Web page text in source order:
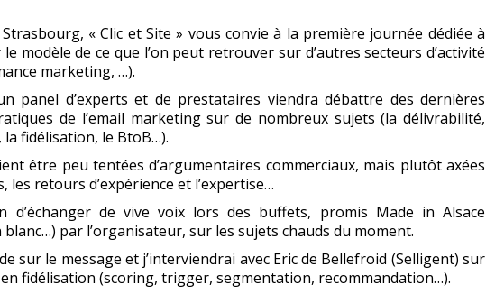
« Clic et Site » vous convie à la première journée dédiée à
modèle de ce que l’on peut retrouver sur d’autres secteurs d’activité
marketing, …).
panel d’experts et de prestataires viendra débattre des dernières
de l’email marketing sur de nombreux sujets (la délivrabilité,
la fidélisation, le BtoB…).
être peu tentées d’argumentaires commerciaux, mais plutôt axées
les retours d’expérience et l’expertise…
d’échanger de vive voix lors des buffets, promis Made in Alsace
par l’organisateur, sur les sujets chauds du moment.
sur le message et j’interviendrai avec Eric de Bellefroid (Selligent) sur
fidélisation (scoring, trigger, segmentation, recommandation…).